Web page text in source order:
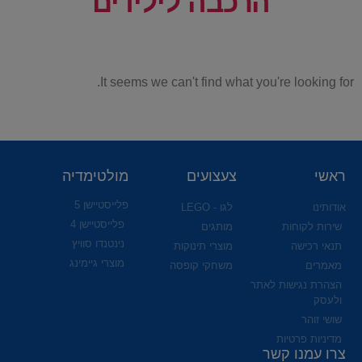
It seems we can't find what you're looking for.
ראשי
אודותינו
שירות לקוחות
תנאי רכישה
מאמרים
הצהרת נגישות לאתר
ולעסק
שושי זוהר
מדיניות פרטיות
צעצועים
לגו - LEGO
מותגים
מוצרי תינוקות
משחקי קופסה
מולטימדיה
פלייסטיישן 5
פלייסטיישן 4
נינטנדו סוויץ
מוצרי גיימינג
צרו עמנו קשר